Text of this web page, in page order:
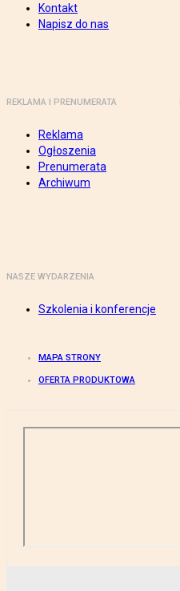
Kontakt
Napisz do nas
REKLAMA I PRENUMERATA
Reklama
Ogłoszenia
Prenumerata
Archiwum
NASZE WYDARZENIA
Szkolenia i konferencje
MAPA STRONY
OFERTA PRODUKTOWA